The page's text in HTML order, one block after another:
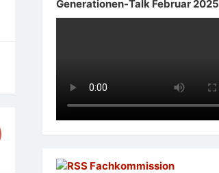
Generationen-Talk Februar 2025
Fachkommission